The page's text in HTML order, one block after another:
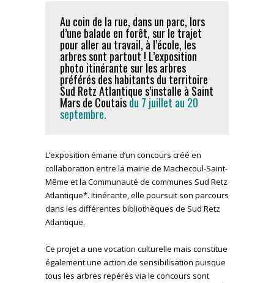
Au coin de la rue, dans un parc, lors
d’une balade en forêt, sur le trajet
pour aller au travail, à l’école, les
arbres sont partout ! L’exposition
photo itinérante sur les arbres
préférés des habitants du territoire
Sud Retz Atlantique s’installe à Saint
Mars de Coutaisdu 7 juillet au 20
septembre.
L’exposition émane d’un concours créé en
collaboration entre la mairie de Machecoul-Saint-
Même et la Communauté de communes Sud Retz
Atlantique*. Itinérante, elle poursuit son parcours
dans les différentes bibliothèques de Sud Retz
Atlantique.
Ce projet a une vocation culturelle mais constitue
également une action de sensibilisation puisque
tous les arbres repérés via le concours sont